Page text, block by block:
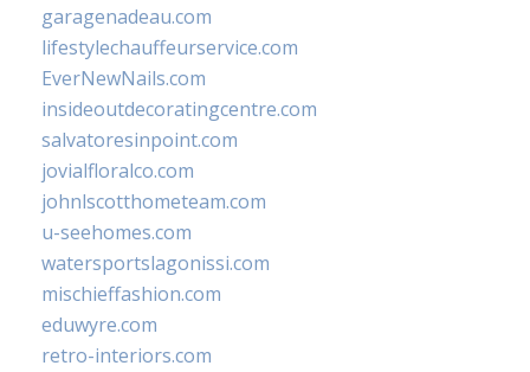
garagenadeau.com
lifestylechauffeurservice.com
EverNewNails.com
insideoutdecoratingcentre.com
salvatoresinpoint.com
jovialfloralco.com
johnlscotthometeam.com
u-seehomes.com
watersportslagonissi.com
mischieffashion.com
eduwyre.com
retro-interiors.com